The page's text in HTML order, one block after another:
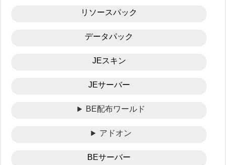
リソースパック
データパック
JEスキン
JEサーバー
BE配布ワールド
アドオン
BEサーバー